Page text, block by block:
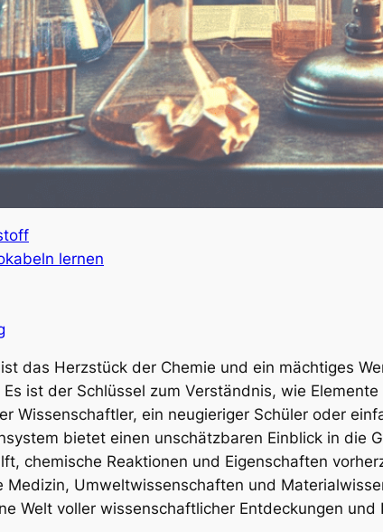
lernen
das Herzstück der Chemie und ein mächtiges
ist der Schlüssel zum Verständnis, wie
Wissenschaftler, ein neugieriger Schüler oder
bietet einen unschätzbaren Einblick in die
chemische Reaktionen und Eigenschaften
Medizin, Umweltwissenschaften und
Welt voller wissenschaftlicher Entdeckungen und